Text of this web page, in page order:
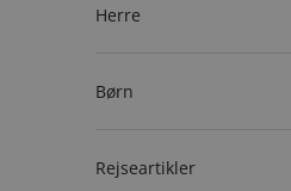
Herre
Børn
Rejseartikler